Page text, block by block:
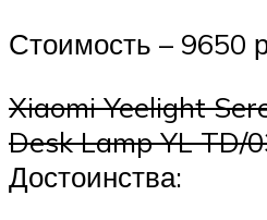
Стоимость – 9650
Xiaomi Yeelight
Desk Lamp YL TD/
Достоинства: